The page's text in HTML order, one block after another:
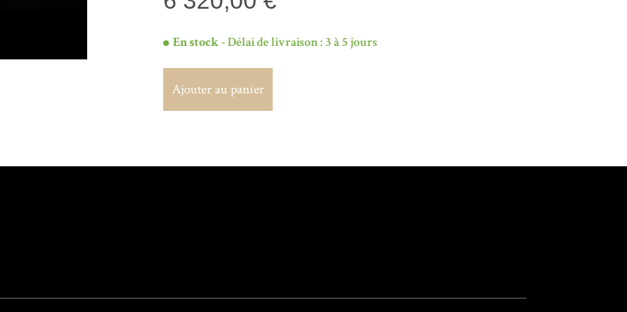
En stock- Délai de livraison : 3 à 5 jours
Ajouter au panier
Ajouter au panier